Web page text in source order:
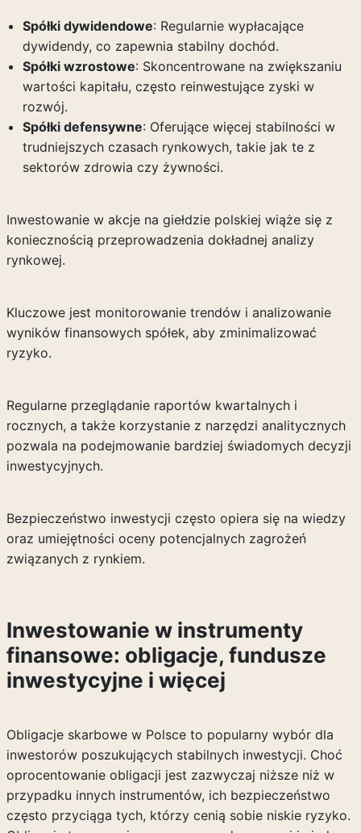
Spółki dywidendowe: Regularnie wypłacające
dywidendy, co zapewnia stabilny dochód.
Spółki wzrostowe: Skoncentrowane na zwiększaniu
wartości kapitału, często reinwestujące zyski w
rozwój.
Spółki defensywne: Oferujące więcej stabilności w
trudniejszych czasach rynkowych, takie jak te z
sektorów zdrowia czy żywności.
Inwestowanie w akcje na giełdzie polskiej wiąże się z
koniecznością przeprowadzenia dokładnej analizy
rynkowej.
Kluczowe jest monitorowanie trendów i analizowanie
wyników finansowych spółek, aby zminimalizować
ryzyko.
Regularne przeglądanie raportów kwartalnych i
rocznych, a także korzystanie z narzędzi analitycznych
pozwala na podejmowanie bardziej świadomych decyzji
inwestycyjnych.
Bezpieczeństwo inwestycji często opiera się na wiedzy
oraz umiejętności oceny potencjalnych zagrożeń
związanych z rynkiem.
Inwestowanie w instrumenty
finansowe: obligacje, fundusze
inwestycyjne i więcej
Obligacje skarbowe w Polsce to popularny wybór dla
inwestorów poszukujących stabilnych inwestycji. Choć
oprocentowanie obligacji jest zazwyczaj niższe niż w
przypadku innych instrumentów, ich bezpieczeństwo
często przyciąga tych, którzy cenią sobie niskie ryzyko.